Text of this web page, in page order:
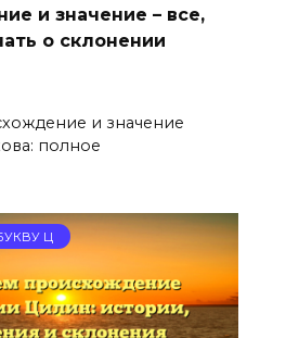
и значение – все,
о склонении
и значение
полное
Ц